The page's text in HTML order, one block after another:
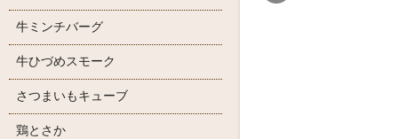
牛ミンチバーグ
牛ひづめスモーク
さつまいもキューブ
鶏とさか